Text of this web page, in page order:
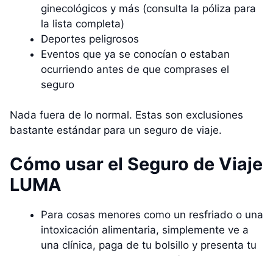
ginecológicos y más (consulta la póliza para
la lista completa)
Deportes peligrosos
Eventos que ya se conocían o estaban
ocurriendo antes de que comprases el
seguro
Nada fuera de lo normal. Estas son exclusiones
bastante estándar para un seguro de viaje.
Cómo usar el Seguro de Viaje
LUMA
Para cosas menores como un resfriado o una
intoxicación alimentaria, simplemente ve a
una clínica, paga de tu bolsillo y presenta tu